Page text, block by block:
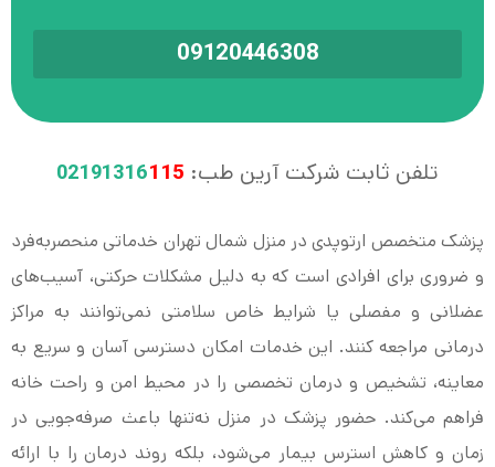
09120446308
تلفن ثابت شرکت آرین طب: 02191316115
پزشک متخصص ارتوپدی در منزل شمال تهران خدماتی منحصر‌به‌فرد
و ضروری برای افرادی است که به دلیل مشکلات حرکتی، آسیب‌های
عضلانی و مفصلی یا شرایط خاص سلامتی نمی‌توانند به مراکز
درمانی مراجعه کنند. این خدمات امکان دسترسی آسان و سریع به
معاینه، تشخیص و درمان تخصصی را در محیط امن و راحت خانه
فراهم می‌کند. حضور پزشک در منزل نه‌تنها باعث صرفه‌جویی در
زمان و کاهش استرس بیمار می‌شود، بلکه روند درمان را با ارائه